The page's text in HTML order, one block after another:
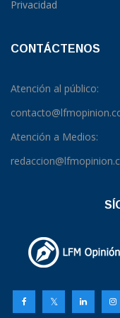
Privacidad
CONTÁCTENOS
Atención al público:
Atención a Medios: